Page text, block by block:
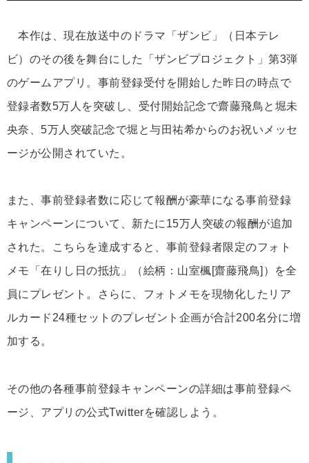
本作は、現在放送中のドラマ「ザンビ」（日本テレ
ビ）のその後を舞台にした「ザンビプロジェクト」第3弾
のゲームアプリ。事前登録受付を開始した昨日の時点で
登録者数5万人を突破し、受付開始記念で齋藤飛鳥と堀未
央奈、5万人突破記念で堀と与田祐希からのお祝いメッセ
ージが公開されていた。
また、事前登録者数に応じて報酬が豪華になる事前登録
キャンペーンについて、新たに15万人突破の報酬が追加
された。こちらを達成すると、事前登録者限定のフォト
メモ「在りし日の抵抗」（絵柄：山室楓[齋藤飛鳥]）を全
員にプレゼント。さらに、フォトメモを現物化したリア
ルカード24種セットのプレゼント企画が合計200名分に増
加する。
その他の各種事前登録キャンペーンの詳細は事前登録ペ
ージ、アプリの公式Twitterを確認しよう。